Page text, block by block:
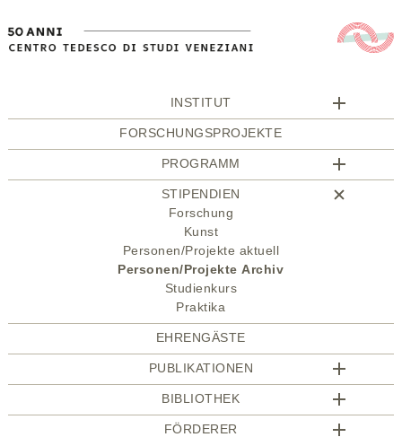
INSTITUT
FORSCHUNGSPROJEKTE
PROGRAMM
STIPENDIEN
Forschung
Kunst
Personen/Projekte aktuell
Personen/Projekte Archiv
Studienkurs
Praktika
EHRENGÄSTE
PUBLIKATIONEN
BIBLIOTHEK
FÖRDERER